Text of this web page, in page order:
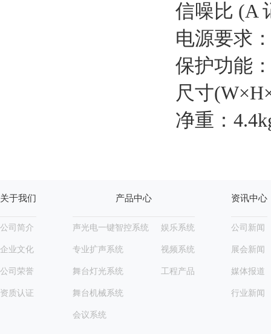
信噪比 (A
电源要求
保护功能
尺寸
净重：
关于我们
公司简介
企业文化
公司荣誉
资质认证
产品中心
声光电一键智控系统
专业扩声系统
舞台灯光系统
舞台机械系统
会议系统
娱乐系统
视频系统
工程产品
资讯中心
公司新闻
展会新闻
媒体报道
行业新闻